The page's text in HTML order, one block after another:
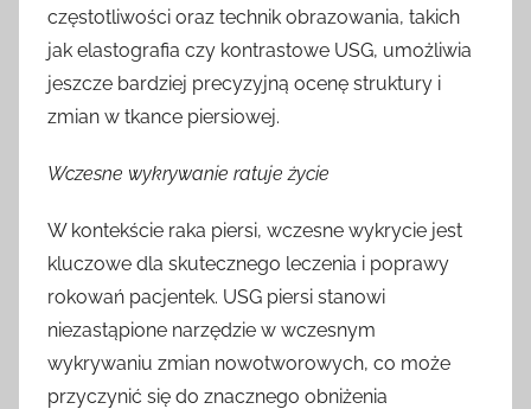
częstotliwości oraz technik obrazowania, takich
jak elastografia czy kontrastowe USG, umożliwia
jeszcze bardziej precyzyjną ocenę struktury i
zmian w tkance piersiowej.
Wczesne wykrywanie ratuje życie
W kontekście raka piersi, wczesne wykrycie jest
kluczowe dla skutecznego leczenia i poprawy
rokowań pacjentek. USG piersi stanowi
niezastąpione narzędzie w wczesnym
wykrywaniu zmian nowotworowych, co może
przyczynić się do znacznego obniżenia